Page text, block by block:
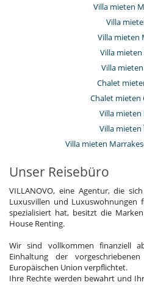
Villa mieten
Villa
Villa mieten
Villa mieten
Villa
Chalet
Chalet mieten
Villa mieten
Villa mieten
Villa mieten
Unser Reisebüro
VILLANOVO, eine Agentur, die
Luxusvillen und Luxuswohnungen
spezialisiert hat, besitzt die
House Renting.
Wir sind vollkommen finanziell
Einhaltung der
Europäischen Union verpflichtet.
Ihre Rechte werden bewahrt und